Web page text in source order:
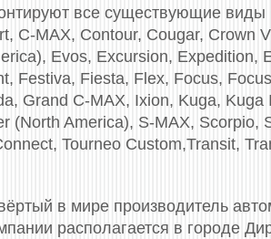
все существующие виды
C-MAX, Contour, Cougar, Crown
Evos, Excursion, Expedition,
Festiva, Fiesta, Flex, Focus,
Grand C-MAX, Ixion, Kuga, Kuga
(North America), S-MAX, Scorpio,
Tourneo Custom,Transit,
в мире производитель
располагается в городе